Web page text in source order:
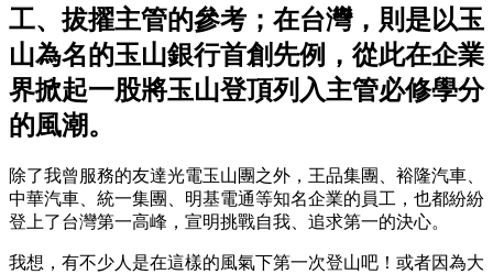
工、拔擢主管的參考；在台灣，則是以玉
山為名的玉山銀行首創先例，從此在企業
界掀起一股將玉山登頂列入主管必修學分
的風潮。
除了我曾服務的友達光電玉山團之外，王品集團、裕隆汽車、
中華汽車、統一集團、明基電通等知名企業的員工，也都紛紛
登上了台灣第一高峰，宣明挑戰自我、追求第一的決心。
我想，有不少人是在這樣的風氣下第一次登山吧！或者因為大